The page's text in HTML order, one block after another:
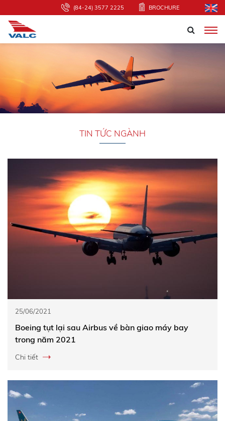
(84-24) 3577 2225 BROCHURE
TIN TỨC NGÀNH
25/06/2021
Boeing tụt lại sau Airbus về bàn giao máy bay
trong năm 2021
Chi tiết